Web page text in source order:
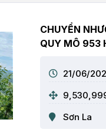
CHUYỂN
QUY MÔ 953
21/06/
Sơn La